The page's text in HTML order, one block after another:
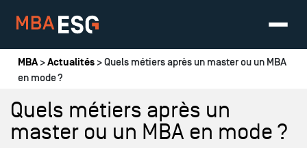
Vous êtes ici
MBA>Actualités > Quels métiers après un master ou un MBA
en mode ?
Quels métiers après un
master ou un MBA en mode ?